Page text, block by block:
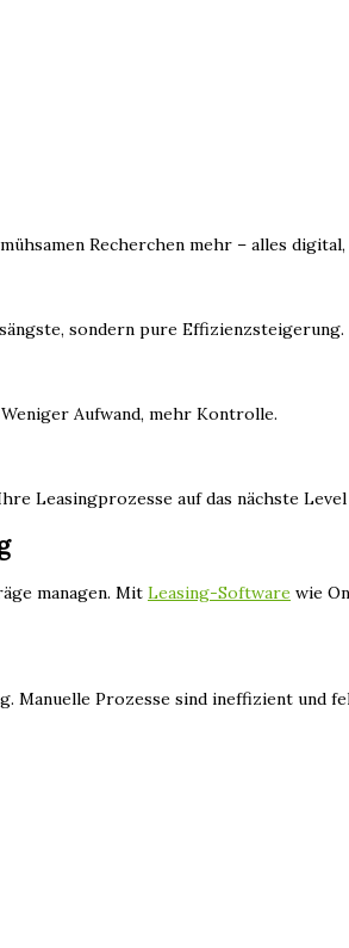
Recherchen mehr – alles
sondern pure Effizienzsteigerung.
Aufwand, mehr Kontrolle.
Leasingprozesse auf das nächste Level
managen. Mit Leasing-Software wie
Manuelle Prozesse sind ineffizient und